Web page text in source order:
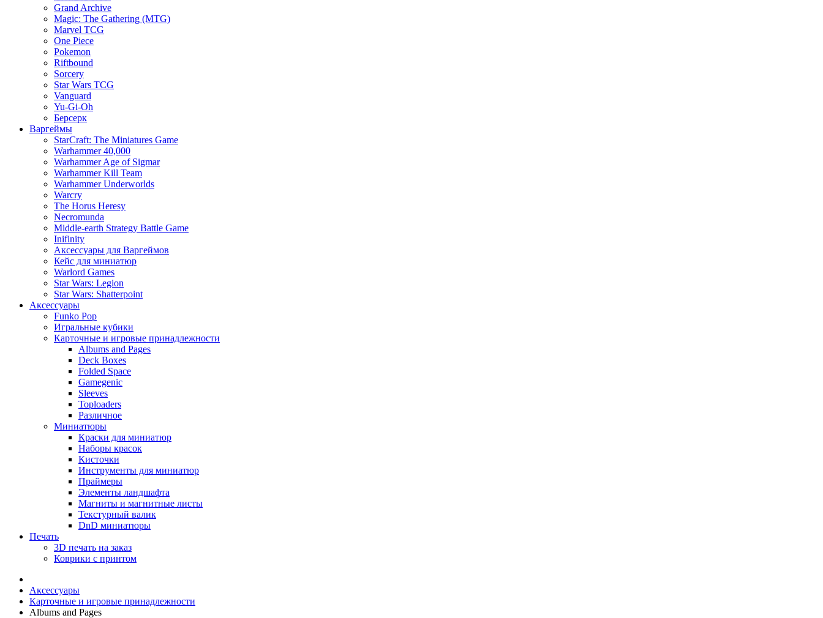
Grand Archive
Magic: The Gathering (MTG)
Marvel TCG
One Piece
Pokemon
Riftbound
Sorcery
Star Wars TCG
Vanguard
Yu-Gi-Oh
Берсерк
Варгеймы
StarCraft: The Miniatures Game
Warhammer 40,000
Warhammer Age of Sigmar
Warhammer Kill Team
Warhammer Underworlds
Warcry
The Horus Heresy
Necromunda
Middle-earth Strategy Battle Game
Inifinity
Аксессуары для Варгеймов
Кейс для миниатюр
Warlord Games
Star Wars: Legion
Star Wars: Shatterpoint
Аксессуары
Funko Pop
Игральные кубики
Карточные и игровые принадлежности
Albums and Pages
Deck Boxes
Folded Space
Gamegenic
Sleeves
Toploaders
Различное
Миниатюры
Краски для миниатюр
Наборы красок
Кисточки
Инструменты для миниатюр
Праймеры
Элементы ландшафта
Магниты и магнитные листы
Текстурный валик
DnD миниатюры
Печать
3D печать на заказ
Коврики с принтом
Аксессуары
Карточные и игровые принадлежности
Albums and Pages